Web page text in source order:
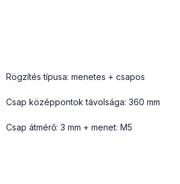
Rögzítés típusa: menetes + csapos
Csap középpontok távolsága: 360 mm
Csap átmérő: 3 mm + menet: M5